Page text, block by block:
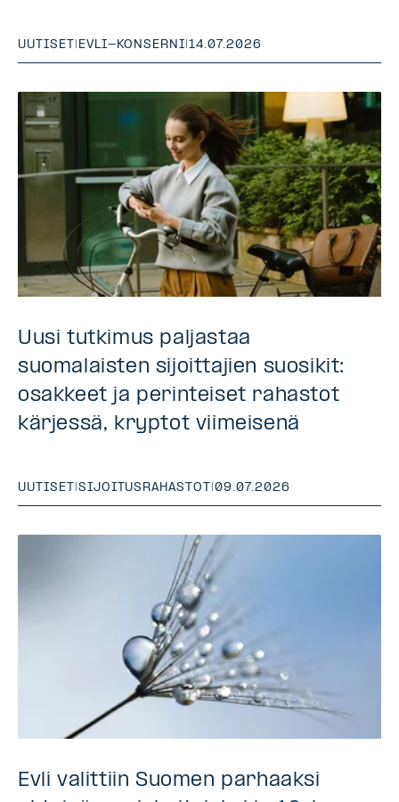
UUTISET | EVLI-KONSERNI|14.07.2026
Uusi tutkimus paljastaa
suomalaisten sijoittajien suosikit:
osakkeet ja perinteiset rahastot
kärjessä, kryptot viimeisenä
UUTISET SIJOITUSRAHASTOT |09.07.2026
Evli valittiin Suomen parhaaksi